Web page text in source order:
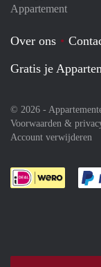
Appartement
Over ons
Gratis je
© 2026 -
Voorwaarden &
Account verwijderen